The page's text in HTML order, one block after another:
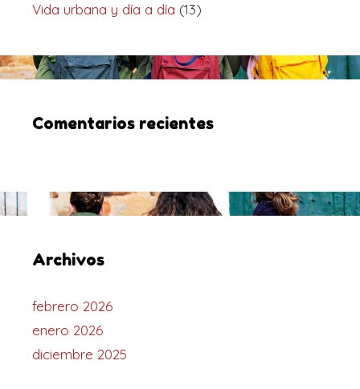
Vida urbana y día a día (13)
Comentarios recientes
Archivos
febrero 2026
enero 2026
diciembre 2025